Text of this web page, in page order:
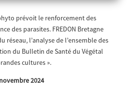
prévoit le renforcement des
des parasites. FREDON Bretagne
réseau, l’analyse de l’ensemble des
du Bulletin de Santé du Végétal
cultures ».
2024